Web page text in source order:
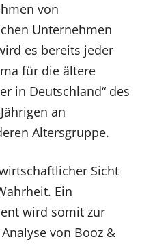
von
Unternehmen
es bereits jeder
für die ältere
in Deutschland“ des
an
Altersgruppe.
Sicht
Ein
wird somit zur
von Booz &